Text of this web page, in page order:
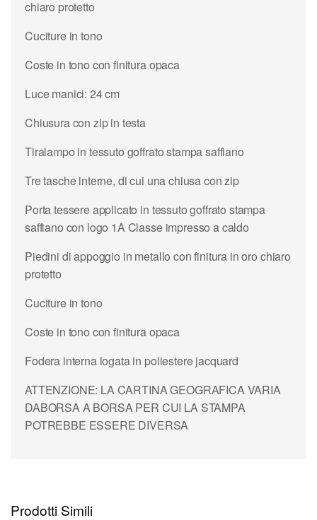
chiaro protetto
Cuciture in tono
Coste in tono con finitura opaca
Luce manici: 24 cm
Chiusura con zip in testa
Tiralampo in tessuto goffrato stampa saffiano
Tre tasche interne, di cui una chiusa con zip
Porta tessere applicato in tessuto goffrato stampa
saffiano con logo 1A Classe impresso a caldo
Piedini di appoggio in metallo con finitura in oro chiaro
protetto
Cuciture in tono
Coste in tono con finitura opaca
Fodera interna logata in poliestere jacquard
ATTENZIONE: LA CARTINA GEOGRAFICA VARIA
DABORSA A BORSA PER CUI LA STAMPA
POTREBBE ESSERE DIVERSA
Prodotti Simili